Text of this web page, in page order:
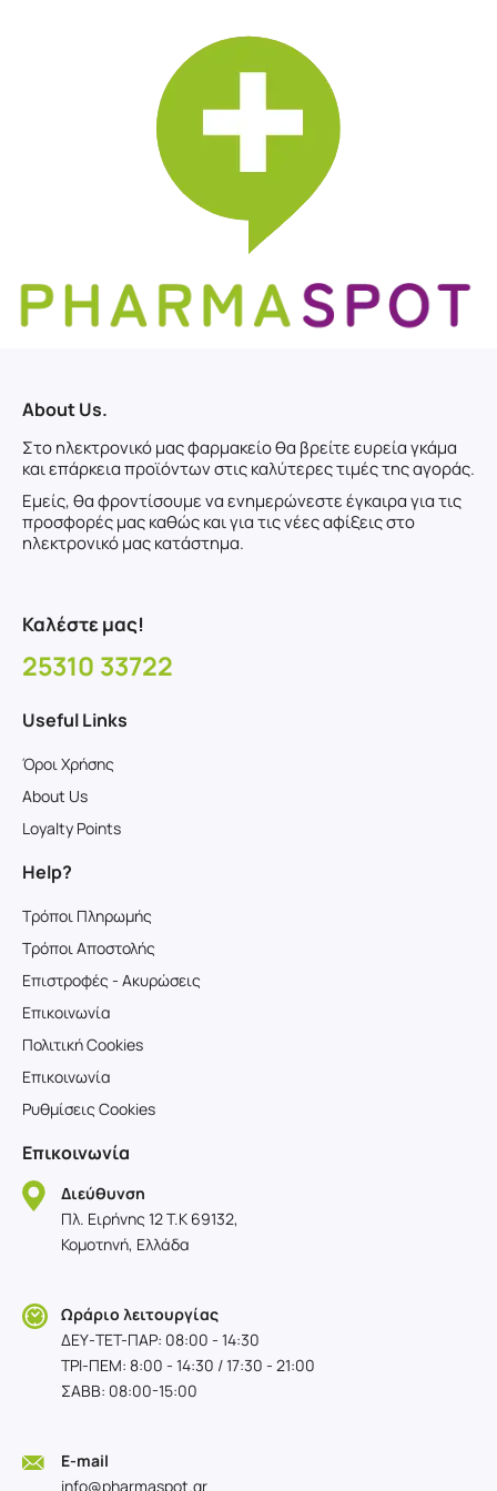
About Us.
Στο ηλεκτρονικό μας φαρμακείο θα βρείτε ευρεία γκάμα
και επάρκεια προϊόντων στις καλύτερες τιμές της αγοράς.
Εμείς, θα φροντίσουμε να ενημερώνεστε έγκαιρα για τις
προσφορές μας καθώς και για τις νέες αφίξεις στο
ηλεκτρονικό μας κατάστημα.
Καλέστε μας!
25310 33722
Useful Links
Όροι Χρήσης
About Us
Loyalty Points
Help?
Τρόποι Πληρωμής
Τρόποι Αποστολής
Επιστροφές - Ακυρώσεις
Επικοινωνία
Πολιτική Cookies
Επικοινωνία
Ρυθμίσεις Cookies
Επικοινωνία
Διεύθυνση
Πλ. Ειρήνης 12 T.K 69132,
Κομοτηνή, Ελλάδα
Ωράριο λειτουργίας
ΔΕΥ-TET-ΠΑΡ: 08:00 - 14:30
ΤΡΙ-ΠΕΜ: 8:00 - 14:30 / 17:30 - 21:00
ΣΑΒΒ: 08:00-15:00
E-mail
info@pharmaspot.gr